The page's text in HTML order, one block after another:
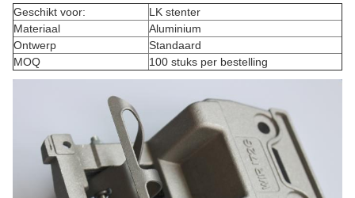
Geschikt voor:
LK stenter
Materiaal
Aluminium
Ontwerp
Standaard
MOQ
100 stuks per bestelling